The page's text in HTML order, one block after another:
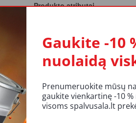
Produkto atributai
Užsakymą pateikus iki 14
atsiėmimas galimas
KIEKIS:
Gaukite -10
nuolaidą
Prenumeruokite mūsų
gaukite vienkartinę -10
visoms spalvusala.lt